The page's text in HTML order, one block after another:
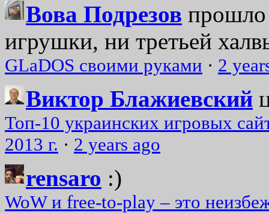
Вова Подрезов прошло
игрушки, ни третьей
GLaDOS своими руками · 2
Виктор Блажиевский
Топ-10 украинских игровых
2013 г. · 2 years ago
rensaro :)
WoW и free-to-play – это